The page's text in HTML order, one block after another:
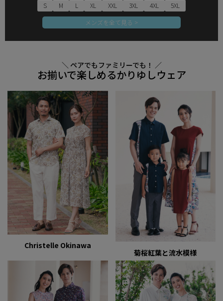
S
M L XL XXL 3XL 4XL
5XL
メンズを全て見る >
＼ ペアでもファミリーでも！ ／
お揃いで楽しめるかりゆしウェア
Christelle Okinawa
菊桜紅葉と流水模様